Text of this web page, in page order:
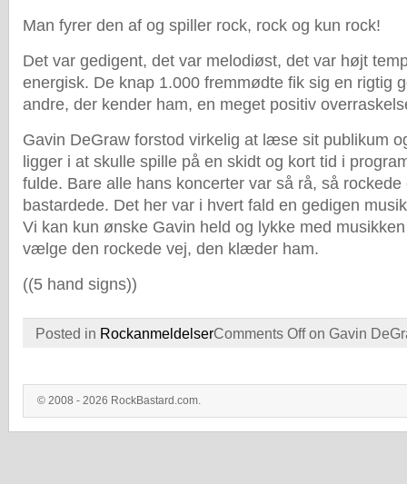
Man fyrer den af og spiller rock, rock og kun rock!
Det var gedigent, det var melodiøst, det var højt
energisk. De knap 1.000 fremmødte fik sig en rigtig
andre, der kender ham, en meget positiv
Gavin DeGraw forstod virkelig at læse sit publikum
ligger i at skulle spille på en skidt og kort tid i
fulde. Bare alle hans koncerter var så rå, så rockede
bastardede. Det her var i hvert fald en gedigen
Vi kan kun ønske Gavin held og lykke med
vælge den rockede vej, den klæder ham.
((5 hand signs))
Posted in RockanmeldelserComments Offon Gavin
© 2008 - 2026 RockBastard.com.